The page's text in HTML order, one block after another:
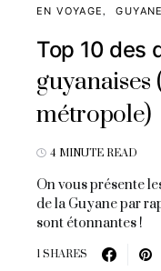
EN VOYAGE GUYANE
Top 10 des
guyanaises
métropole)
4 MINUTE READ
On vous présente
de la Guyane par
sont étonnantes !
1 SHARES